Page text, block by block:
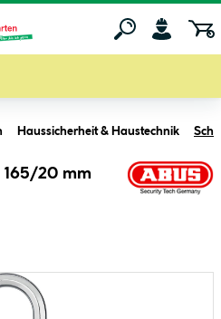
Haussicherheit & Haustechnik
165/20 mm